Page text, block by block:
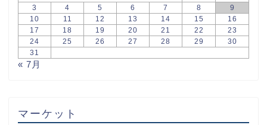
3
4 5 6 7 8
9
10
11 12 13 14 15
16
17
18 19 20 21 22
23
24
25 26 27 28 29
30
31
« 7月
マーケット